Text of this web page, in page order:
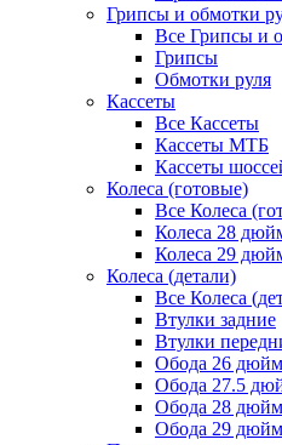
Грипсы и обмотки
Все Грипсы и
Грипсы
Обмотки руля
Кассеты
Все Кассеты
Кассеты МТБ
Кассеты
Колеса (готовые)
Все Колеса
Колеса 28
Колеса 29
Колеса (детали)
Все Колеса
Втулки задние
Втулки
Обода 26
Обода 27.5
Обода 28
Обода 29